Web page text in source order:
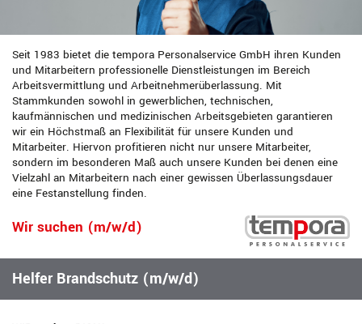
Seit 1983 bietet die tempora Personalservice GmbH ihren Kunden
und Mitarbeitern professionelle Dienstleistungen im Bereich
Arbeitsvermittlung und Arbeitnehmerüberlassung. Mit
Stammkunden sowohl in gewerblichen, technischen,
kaufmännischen und medizinischen Arbeitsgebieten garantieren
wir ein Höchstmaß an Flexibilität für unsere Kunden und
Mitarbeiter. Hiervon profitieren nicht nur unsere Mitarbeiter,
sondern im besonderen Maß auch unsere Kunden bei denen eine
Vielzahl an Mitarbeitern nach einer gewissen Überlassungsdauer
eine Festanstellung finden.
Wir suchen (m/w/d)
Helfer Brandschutz (m/w/d)